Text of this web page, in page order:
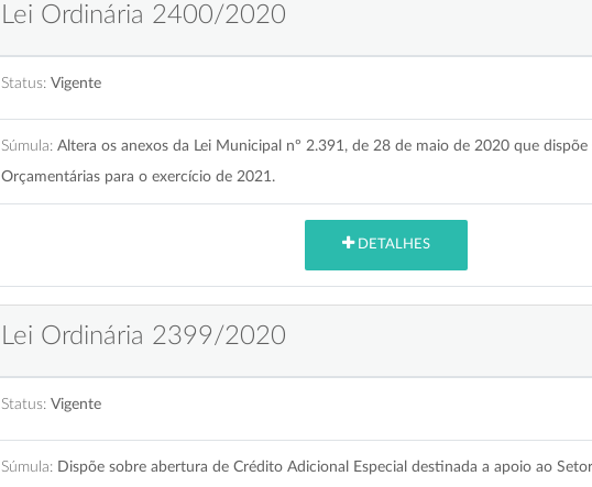
Lei Ordinária 2400/2020
Status: Vigente
Súmula: Altera os anexos da Lei Municipal nº 2.391, de 28 de maio de 2020 que dispõe
Orçamentárias para o exercício de 2021.
DETALHES
Lei Ordinária 2399/2020
Status: Vigente
Súmula: Dispõe sobre abertura de Crédito Adicional Especial destinada a apoio ao